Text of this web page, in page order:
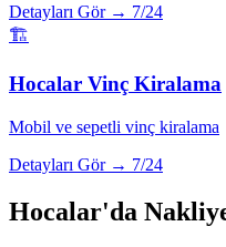
Detayları Gör → 7/24
🏗️
Hocalar Vinç Kiralama
Mobil ve sepetli vinç kiralama
Detayları Gör → 7/24
Hocalar'da